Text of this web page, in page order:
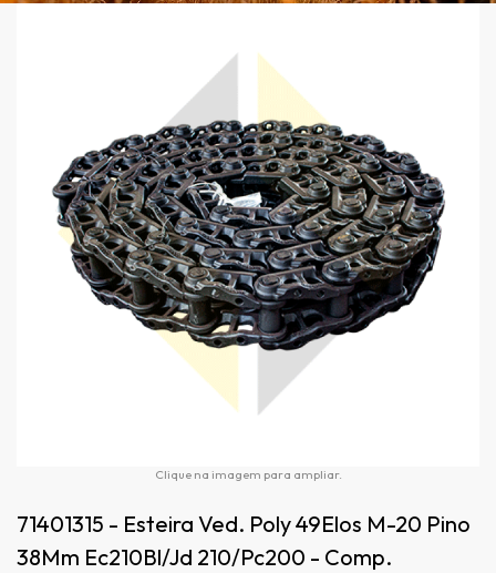
Clique na imagem para ampliar.
71401315 - Esteira Ved. Poly 49Elos M-20 Pino
38Mm Ec210Bl/Jd 210/Pc200 - Comp.